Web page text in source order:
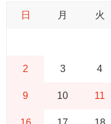
日 月 火
2 3 4
9 10 11